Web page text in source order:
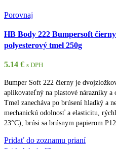
Porovnaj
HB Body 222 Bumpersoft
polyesterový tmel 250g
5.14 € s DPH
Bumper Soft 222 čierny je
aplikovateľný na plastové nárazníky a
Tmel zanecháva po brúsení hladký a
mechanickú odolnosť a elasticitu,
23°C), brúsi sa brúsnym papierom
Pridať do zoznamu prianí